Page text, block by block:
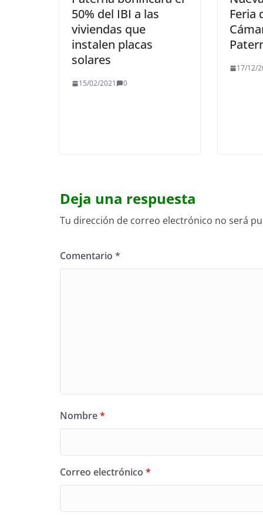
50% del IBI a las
viviendas que
instalen placas
solares
15/02/2021 0
Feria
17/12/
Deja una respuesta
Tu dirección de correo electrónico no será
Comentario *
Nombre*
Correo electrónico *